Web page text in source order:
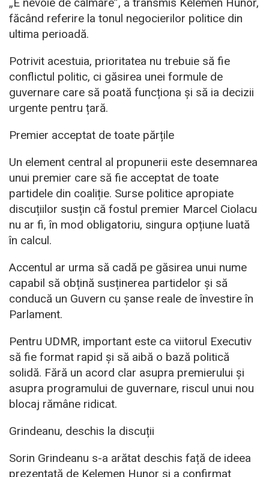
„E nevoie de calmare”, a transmis Kelemen Hunor,
făcând referire la tonul negocierilor politice din
ultima perioadă.
Potrivit acestuia, prioritatea nu trebuie să fie
conflictul politic, ci găsirea unei formule de
guvernare care să poată funcționa și să ia decizii
urgente pentru țară.
Premier acceptat de toate părțile
Un element central al propunerii este desemnarea
unui premier care să fie acceptat de toate
partidele din coaliție. Surse politice apropiate
discuțiilor susțin că fostul premier Marcel Ciolacu
nu ar fi, în mod obligatoriu, singura opțiune luată
în calcul.
Accentul ar urma să cadă pe găsirea unui nume
capabil să obțină susținerea partidelor și să
conducă un Guvern cu șanse reale de învestire în
Parlament.
Pentru UDMR, important este ca viitorul Executiv
să fie format rapid și să aibă o bază politică
solidă. Fără un acord clar asupra premierului și
asupra programului de guvernare, riscul unui nou
blocaj rămâne ridicat.
Grindeanu, deschis la discuții
Sorin Grindeanu s-a arătat deschis față de ideea
prezentată de Kelemen Hunor și a confirmat